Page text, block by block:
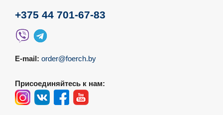
+375 44 701-67-83
E-mail: order@foerch.by
Присоединяйтесь к нам: